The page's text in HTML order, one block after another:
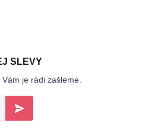
SLEVY
je rádi zašleme.